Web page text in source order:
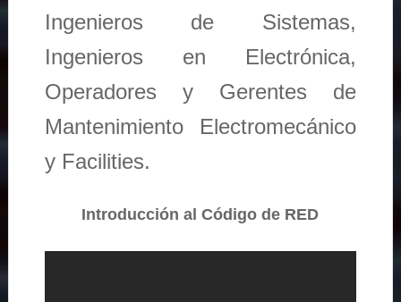
Ingenieros de Sistemas,
Ingenieros en Electrónica,
Operadores y Gerentes de
Mantenimiento Electromecánico
y Facilities.
Introducción al Código de RED